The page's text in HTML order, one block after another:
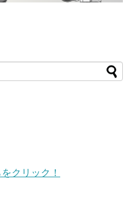
クリック！